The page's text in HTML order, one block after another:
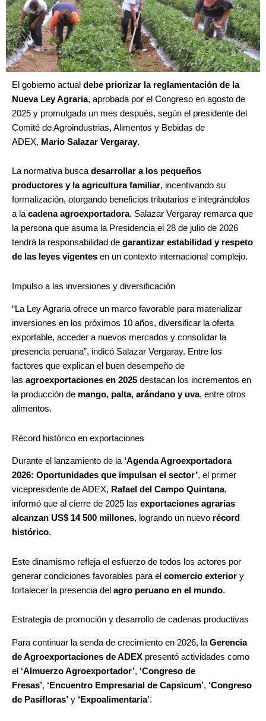
El gobierno actual debe priorizar la reglamentación de la
Nueva Ley Agraria, aprobada por el Congreso en agosto de
2025 y promulgada un mes después, según el presidente del
Comité de Agroindustrias, Alimentos y Bebidas de
ADEX, Mario Salazar Vergaray.
La normativa buscadesarrollar a los pequeños
productores y la agricultura familiar, incentivando su
formalización, otorgando beneficios tributarios e integrándolos
a lacadena agroexportadora. Salazar Vergaray remarca que
la persona que asuma la Presidencia el 28 de julio de 2026
tendrá la responsabilidad de garantizar estabilidad y respeto
de las leyes vigentes en un contexto internacional complejo.
Impulso a las inversiones y diversificación
“La Ley Agraria ofrece un marco favorable para materializar
inversiones en los próximos 10 años, diversificar la oferta
exportable, acceder a nuevos mercados y consolidar la
presencia peruana”, indicó Salazar Vergaray. Entre los
factores que explican el buen desempeño de
las agroexportaciones en 2025 destacan los incrementos en
la producción de mango, palta, arándano y uva, entre otros
alimentos.
Récord histórico en exportaciones
Durante el lanzamiento de la ‘Agenda Agroexportadora
2026: Oportunidades que impulsan el sector’, el primer
vicepresidente de ADEX, Rafael del Campo Quintana,
informó que al cierre de 2025 las exportaciones agrarias
alcanzan US$ 14 500 millones, logrando un nuevo récord
histórico.
Este dinamismo refleja el esfuerzo de todos los actores por
generar condiciones favorables para el comercio exterior y
fortalecer la presencia del agro peruano en el mundo.
Estrategia de promoción y desarrollo de cadenas productivas
Para continuar la senda de crecimiento en 2026, la Gerencia
de Agroexportaciones de ADEX presentó actividades como
el ‘Almuerzo Agroexportador’, ‘Congreso de
Fresas’, ‘Encuentro Empresarial de Capsicum’, ‘Congreso
de Pasifloras’ y ‘Expoalimentaria’.